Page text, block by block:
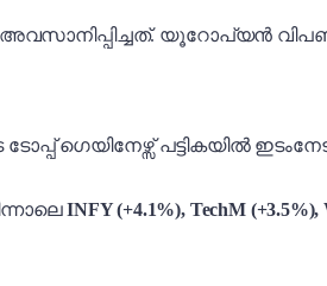
യൂറോപ്യൻ
ഗെയിനേഴ്സ് പട്ടികയിൽ
INFY (+4.1%), TechM